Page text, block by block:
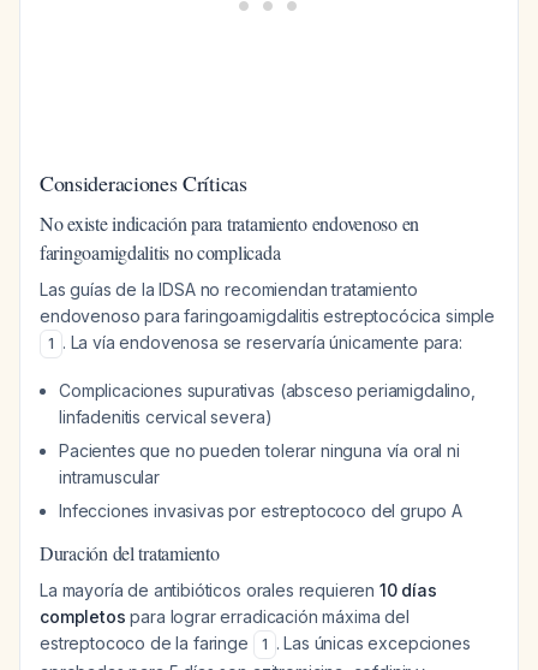
Consideraciones Críticas
No existe indicación para tratamiento endovenoso en
faringoamigdalitis no complicada
Las guías de la IDSA no recomiendan tratamiento
endovenoso para faringoamigdalitis estreptocócica simple
1 . La vía endovenosa se reservaría únicamente para:
Complicaciones supurativas (absceso periamigdalino,
linfadenitis cervical severa)
Pacientes que no pueden tolerar ninguna vía oral ni
intramuscular
Infecciones invasivas por estreptococo del grupo A
Duración del tratamiento
La mayoría de antibióticos orales requieren 10 días
completos para lograr erradicación máxima del
estreptococo de la faringe
1 . Las únicas excepciones